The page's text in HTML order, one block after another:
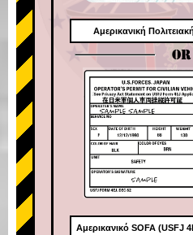
Αμερικανική
OR
Αμερικανικό SOFA (USFJ